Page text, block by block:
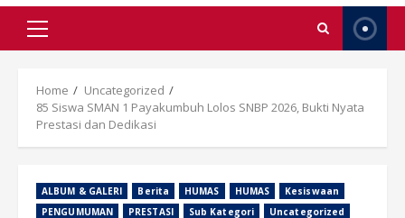
Primary
Menu
Home
Uncategorized
85 Siswa SMAN 1 Payakumbuh Lolos SNBP 2026, Bukti Nyata
Prestasi dan Dedikasi
ALBUM & GALERI Berita HUMAS HUMAS
Kesiswaan
PENGUMUMAN
PRESTASI Sub Kategori Uncategorized